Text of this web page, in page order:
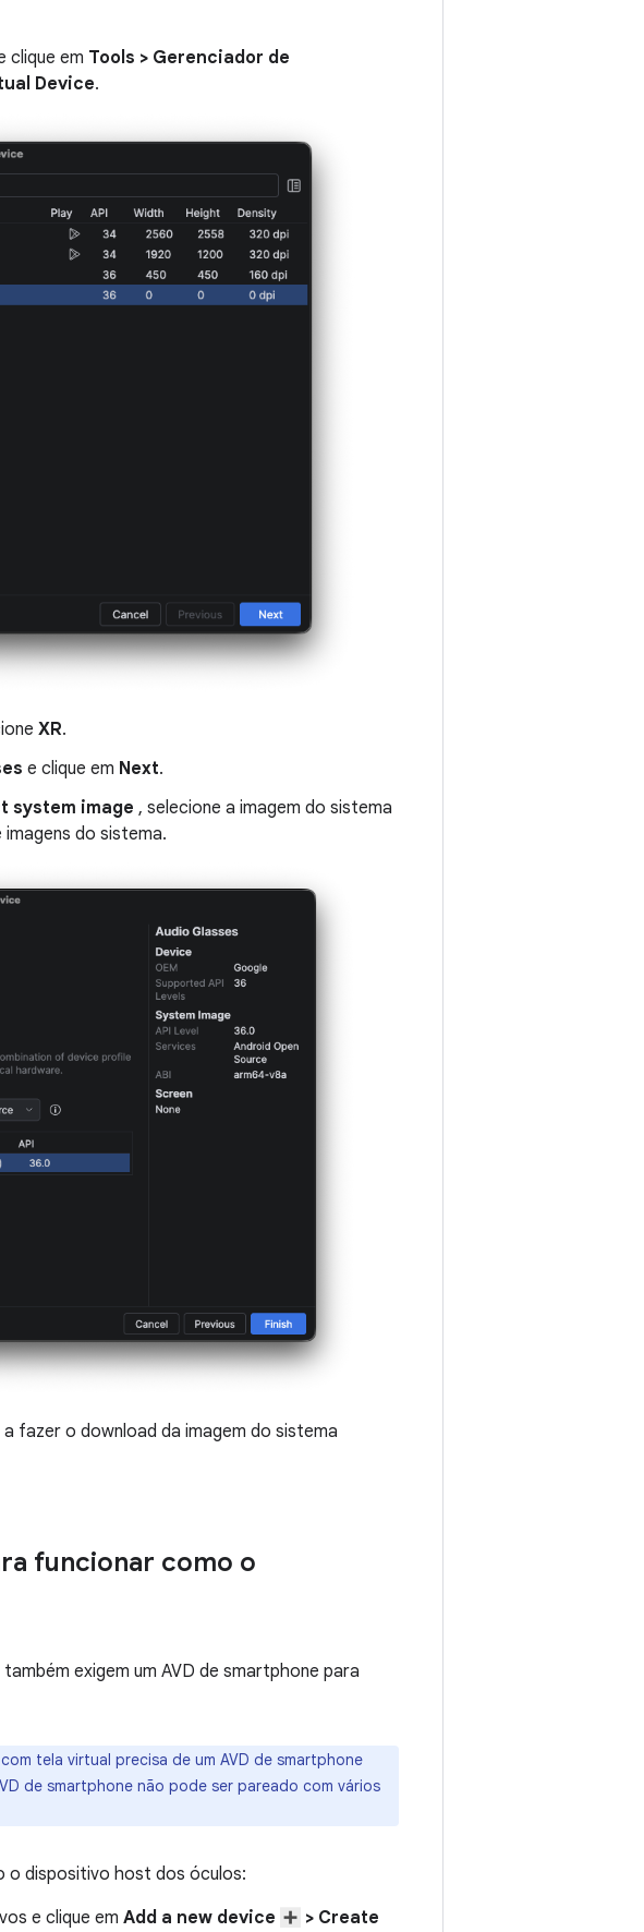
clique em Tools > Gerenciador de
Device.
XR.
e clique em Next.
system image , selecione a imagem do sistema
do sistema.
fazer o download da imagem do sistema
funcionar como o
exigem um AVD de smartphone para
tela virtual precisa de um AVD de smartphone
de smartphone não pode ser pareado com vários
o dispositivo host dos óculos:
e clique em Add a new device > Create